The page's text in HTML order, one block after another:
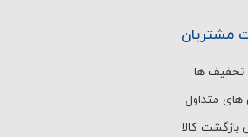
مشتریان
تخفیف ها
متداول
بازگشت کالا